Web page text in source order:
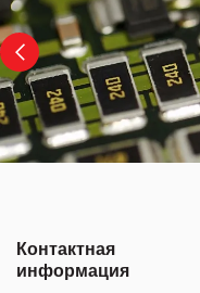
Контактная
информация